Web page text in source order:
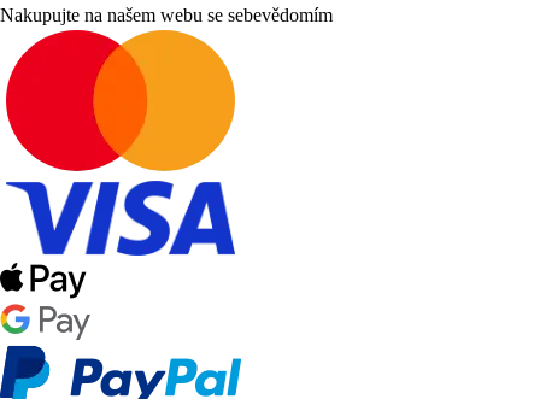
Nakupujte na našem webu se sebevědomím